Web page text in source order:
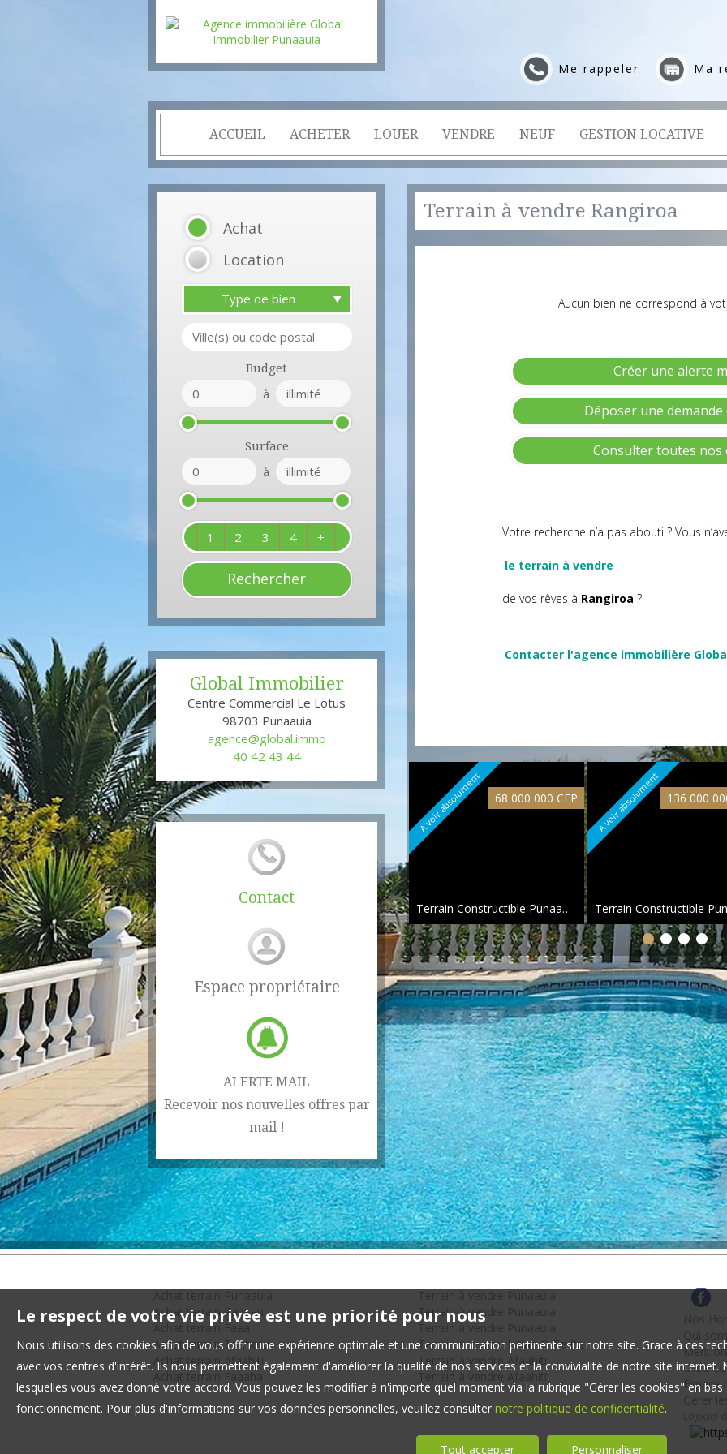
Me rappeler Ma
ACCUEIL ACHETER LOUER VENDRE NEUF GESTION LOCATIVE
Achat
Location
Type de bien
Budget
à
Surface
à
1 2 3 4 +
Global Immobilier
Centre Commercial Le Lotus
98703 Punaauia
agence@global.immo
40 42 43 44
Contact
Espace propriétaire
ALERTE MAIL
Recevoir nos nouvelles offres par
mail !
Terrain à vendre Rangiroa
Aucun bien ne correspond à
Créer une alerte
Déposer une demande
Consulter toutes nos
Votre recherche n’a pas abouti ? Vous
le terrain à vendre
de vos rêves à Rangiroa ?
Contacter l'agence immobilière
A voir absolument 68 000 000 CFP
Terrain Constructible Punaauia 1000 m², 1000 m² constructibles
A voir absolument 136 000
2 3
Achat terrain Papeari
Achat terrain Faaa
Achat terrain Toahotu
Achat terrain Afaahiti
Achat terrain Faaaha
Terrain à vendre Punaauia
Terrain à vendre Hitiaa O Te Ra
Terrain à vendre Afaahiti
Offre
Espace
Le respect de votre vie privée est une priorité pour nous
Nous utilisons des cookies afin de vous offrir une expérience optimale et une communication pertinente sur notre site. Grace à ces
avec vos centres d'intérêt. Ils nous permettent également d'améliorer la qualité de nos services et la convivialité de notre site
lesquelles vous avez donné votre accord. Vous pouvez les modifier à n'importe quel moment via la rubrique "Gérer les cookies" en
fonctionnement. Pour plus d'informations sur vos données personnelles, veuillez consulter notre politique de confidentialité.
Tout accepter Personnaliser